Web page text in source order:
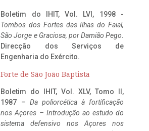
Boletim do IHIT, Vol. LVI, 1998 -
Tombos dos Fortes das Ilhas do Faial,
São Jorge e Graciosa, por Damião Pego.
Direcção dos Serviços de
Engenharia do Exército.
Forte de São João Baptista
Boletim do IHIT, Vol. XLV, Tomo II,
1987 – Da poliorcética à fortificação
nos Açores – Introdução ao estudo do
sistema defensivo nos Açores nos